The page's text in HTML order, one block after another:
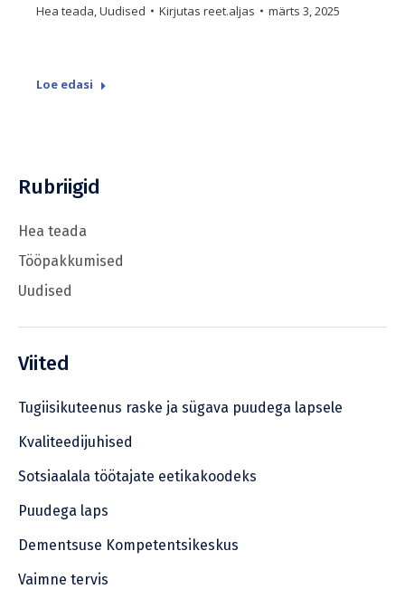
Hea teada,Uudised Kirjutas reet.aljas märts 3, 2025
Loe edasi
Rubriigid
Hea teada
Tööpakkumised
Uudised
Viited
Tugiisikuteenus raske ja sügava puudega lapsele
Kvaliteedijuhised
Sotsiaalala töötajate eetikakoodeks
Puudega laps
Dementsuse Kompetentsikeskus
Vaimne tervis